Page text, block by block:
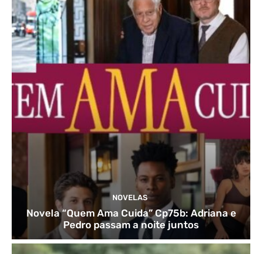
NOVELAS
Novela “Quem Ama Cuida” Cp75b: Adriana e
Pedro passam a noite juntos